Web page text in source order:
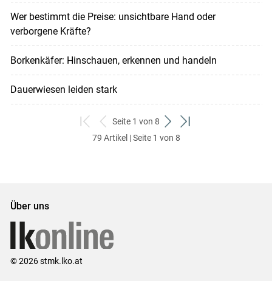
Wer bestimmt die Preise: unsichtbare Hand oder
verborgene Kräfte?
Borkenkäfer: Hinschauen, erkennen und handeln
Dauerwiesen leiden stark
zum
ersten
zurück
zum
Seite 1 von 8
weiter
zum
zum
79 Artikel | Seite 1 von 8
Über uns
© 2026 stmk.lko.at